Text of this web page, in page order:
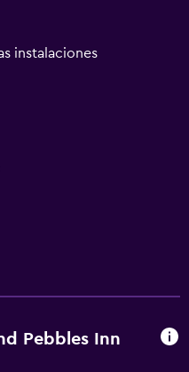
instalaciones
Pebbles Inn